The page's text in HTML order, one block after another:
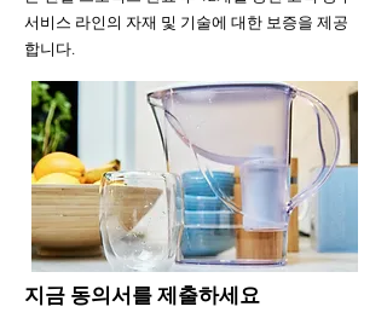
서비스 라인의 자재 및 기술에 대한 보증을 제공
합니다.
지금 동의서를 제출하세요